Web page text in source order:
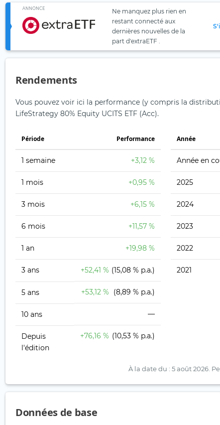
ANNONCE
Ne manquez plus rien en
restant connecté aux
dernières nouvelles de la
part d'extraETF .
Rendements
Vous pouvez voir ici la performance (y compris la
LifeStrategy 80% Equity UCITS ETF (Acc).
Période Performance
1 semaine +3,12 %
1 mois +0,95 %
3 mois +6,15 %
6 mois +11,57 %
1 an +19,98 %
3 ans +52,41 % (15,08 % p.a.)
5 ans +53,12 % (8,89 % p.a.)
10 ans —
Depuis
l'édition
+76,16 % (10,53 % p.a.)
Année
Année en
2025
2024
2023
2022
2021
À la date du : 5 août 2026.
Données de base